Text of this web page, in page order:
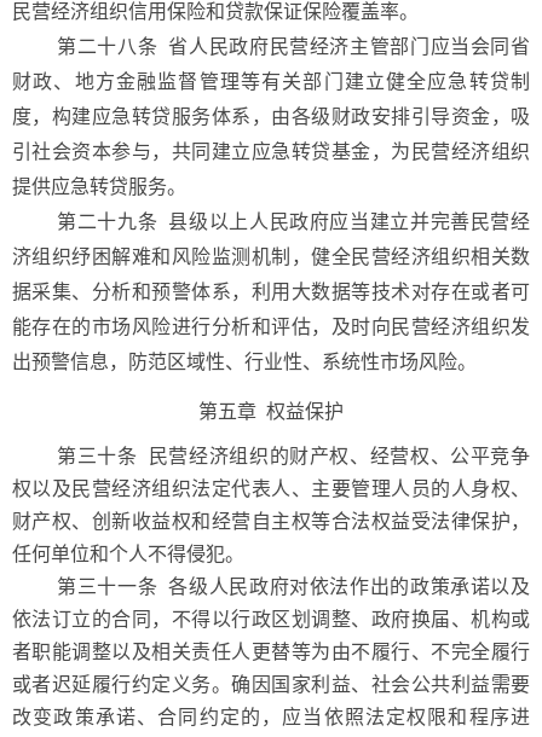
民营经济组织信用保险和贷款保证保险覆盖率。
第二十八条 省人民政府民营经济主管部门应当会同省
财政、地方金融监督管理等有关部门建立健全应急转贷制
度，构建应急转贷服务体系，由各级财政安排引导资金，吸
引社会资本参与，共同建立应急转贷基金，为民营经济组织
提供应急转贷服务。
第二十九条 县级以上人民政府应当建立并完善民营经
济组织纾困解难和风险监测机制，健全民营经济组织相关数
据采集、分析和预警体系，利用大数据等技术对存在或者可
能存在的市场风险进行分析和评估，及时向民营经济组织发
出预警信息，防范区域性、行业性、系统性市场风险。
第五章 权益保护
第三十条
民营经济组织的财产权、经营权、公平竞争
权以及民营经济组织法定代表人、主要管理人员的人身权、
财产权、创新收益权和经营自主权等合法权益受法律保护，
任何单位和个人不得侵犯。
第三十一条 各级人民政府对依法作出的政策承诺以及
依法订立的合同，不得以行政区划调整、政府换届、机构或
者职能调整以及相关责任人更替等为由不履行、不完全履行
或者迟延履行约定义务。确因国家利益、社会公共利益需要
改变政策承诺、合同约定的，应当依照法定权限和程序进